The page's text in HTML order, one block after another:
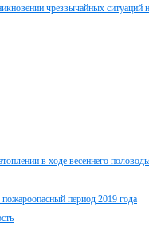
чрезвычайных ситуаций
в ходе весеннего
период 2019 года